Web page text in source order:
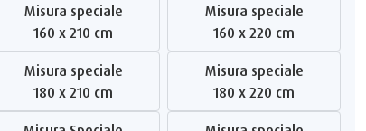
Misura speciale
160 x 210 cm
Misura speciale
160 x 220 cm
Misura speciale
180 x 210 cm
Misura speciale
180 x 220 cm